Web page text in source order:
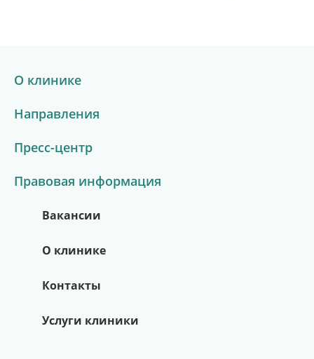
ЛЕЧЕНИЕ БОЛИ
СУСТАВАХ И
МЫШЦАХ
Ударно-волновая терапия
О клинике
Направления
Пресс-центр
Правовая информация
Вакансии
О клинике
Контакты
Услуги клиники